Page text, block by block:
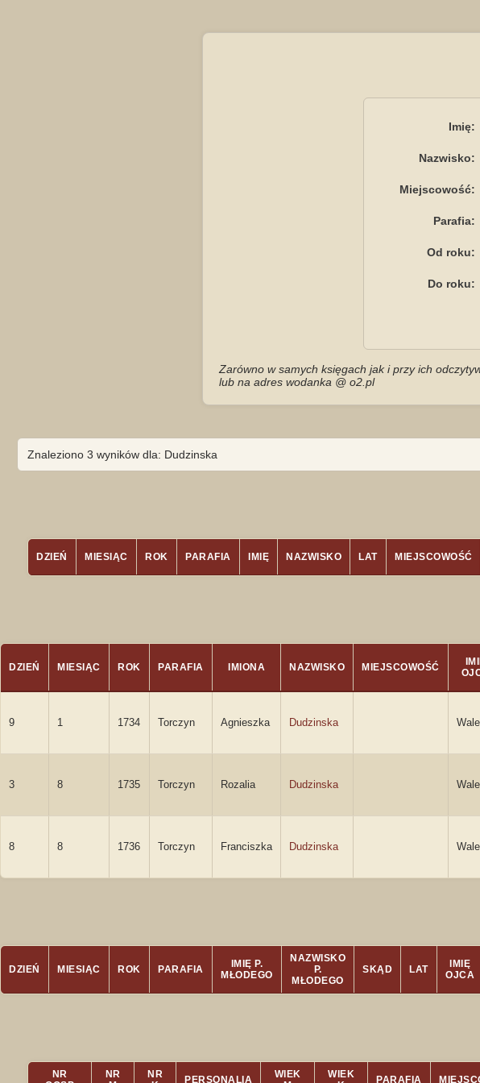
Imię:
Nazwisko:
Miejscowość:
Parafia:
Od roku:
Do roku:
Zarówno w samych księgach jak i przy ich
lub na adres wodanka @ o2.pl
Znaleziono 3 wyników dla: Dudzinska
DZIEŃ MIESIĄC ROK PARAFIA IMIĘ NAZWISKO LAT MIEJSCOWOŚĆ
DZIEŃ MIESIĄC ROK PARAFIA IMIONA NAZWISKO MIEJSCOWOŚĆ
9 1 1734 Torczyn Agnieszka Dudzinska
3 8 1735 Torczyn Rozalia Dudzinska
8 8 1736 Torczyn Franciszka Dudzinska
DZIEŃ MIESIĄC ROK PARAFIA
IMIĘ P.
MŁODEGO
NAZWISKO
P.
MŁODEGO
SKĄD LAT
IMIĘ
OJCA
NR
NR
NR
PERSONALIA
WIEK
WIEK
PARAFIA